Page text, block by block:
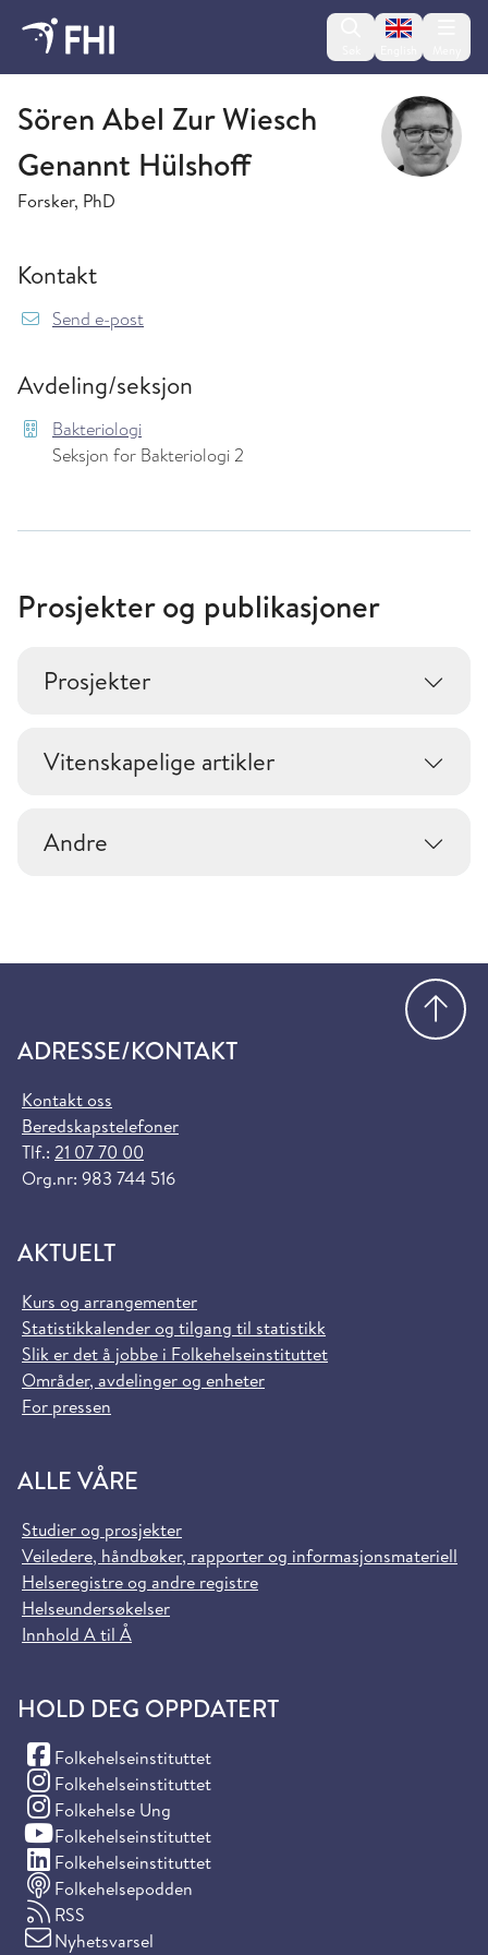
Change
Bakteriologi
Sören Abel Zur Wiesch
Genannt Hülshoff
Forsker, PhD
Kontakt
Send e-post{model.translations.sendEmailTo}
Avdeling/seksjon
Bakteriologi
Seksjon for Bakteriologi 2
Prosjekter og publikasjoner
Prosjekter
Vitenskapelige artikler
Andre
ADRESSE/KONTAKT
Kontakt oss
Beredskapstelefoner
Tlf.: 21 07 70 00
Org.nr: 983 744 516
AKTUELT
Kurs og arrangementer
Statistikkalender og tilgang til statistikk
Slik er det å jobbe i Folkehelseinstituttet
Områder, avdelinger og enheter
For pressen
ALLE VÅRE
Studier og prosjekter
Veiledere, håndbøker, rapporter og informasjonsmateriell
Helseregistre og andre registre
Helseundersøkelser
Innhold A til Å
HOLD DEG OPPDATERT
Folkehelseinstituttet
(Facebook)
Folkehelseinstituttet
(Instagram)
Folkehelse Ung
(Instagram)
Folkehelseinstituttet
(YouTube)
Folkehelseinstituttet
(LinkedIn)
Folkehelsepodden
RSS
Nyhetsvarsel